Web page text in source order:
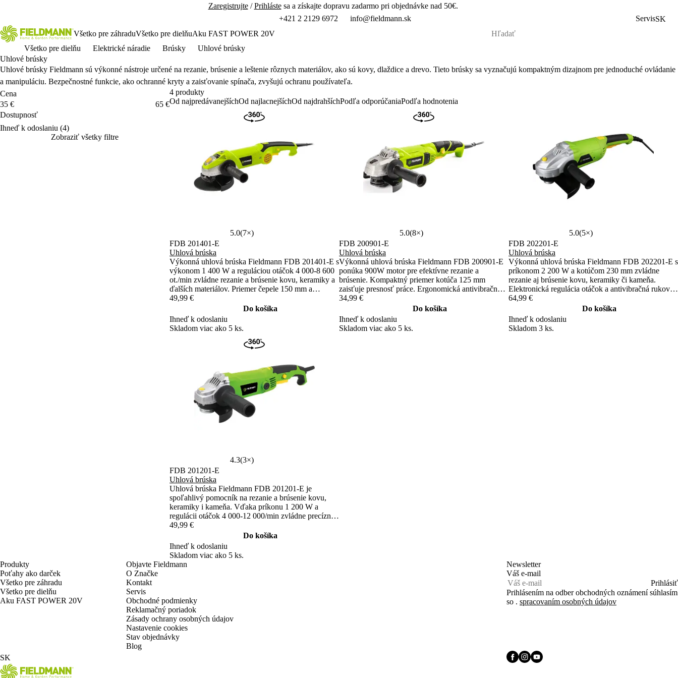
Zaregistrujte/Prihlástesa a získajte dopravu zadarmo pri objednávke nad 50€.
+421 2 2129 6972
info@fieldmann.sk ServisSK
Všetko pre záhraduVšetko pre dielňuAku FAST POWER 20V
Všetko pre dielňu
Elektrické náradie Brúsky
Uhlové brúsky
Uhlové brúsky
Uhlové brúsky Fieldmann sú výkonné nástroje určené na rezanie, brúsenie a leštenie rôznych materiálov, ako sú kovy, dlaždice a drevo. Tieto brúsky sa vyznačujú kompaktným dizajnom pre jednoduché ovládanie
a manipuláciu. Bezpečnostné funkcie, ako ochranné kryty a zaisťovanie spínača, zvyšujú ochranu používateľa.
Cena
Cena
35 €
65 €
Dostupnosť
Dostupnosť
Ihneď k odoslaniu (4)
Zobraziť všetky filtre
4 produkty
Od najpredávanejšíchOd najlacnejšíchOd najdrahšíchPodľa odporúčaniaPodľa hodnotenia
5.0(7×)
FDB 201401-E
Uhlová brúska
Výkonná uhlová brúska Fieldmann FDB 201401-E s
výkonom 1 400 W a reguláciou otáčok 4 000-8 600
ot./min zvládne rezanie a brúsenie kovu, keramiky a
ďalších materiálov. Priemer čepele 150 mm a
univerzálna rukoväť M14 zabezpečujú všestranné
využitie. Protivibračná rukoväť s mäkčenou
rukoväťou poskytuje pohodlie počas práce.
49,99 €
Do košíka
Ihneď k odoslaniu
Skladom viac ako 5 ks.
5.0(8×)
FDB 200901-E
Uhlová brúska
Výkonná uhlová brúska Fieldmann FDB 200901-E
ponúka 900W motor pre efektívne rezanie a
brúsenie. Kompaktný priemer kotúča 125 mm
zaisťuje presnosť práce. Ergonomická antivibračná
rukoväť s mäkčeným madlom poskytuje maximálny
34,99 €
Do košíka
Ihneď k odoslaniu
Skladom viac ako 5 ks.
5.0(5×)
FDB 202201-E
Uhlová brúska
Výkonná uhlová brúska Fieldmann FDB 202201-E s
príkonom 2 200 W a kotúčom 230 mm zvládne
rezanie aj brúsenie kovu, keramiky či kameňa.
Elektronická regulácia otáčok a antivibračná rukoväť
zaisťujú komfortnú prácu. Pozvoľný beh chráni
64,99 €
Do košíka
Ihneď k odoslaniu
Skladom 3 ks.
4.3(3×)
FDB 201201-E
Uhlová brúska
Uhlová brúska Fieldmann FDB 201201-E je
spoľahlivý pomocník na rezanie a brúsenie kovu,
keramiky i kameňa. Vďaka príkonu 1 200 W a
regulácii otáčok 4 000-12 000/min zvládne precíznu
prácu aj náročné úlohy. Ergonomická antivibračná
rukoväť s mäkčeným madlom zaisťuje pohodlie,
zatiaľ čo elektronická regulácia otáčok poskytuje
plnú kontrolu nad výkonom. Súčasťou balenia je
plastový kufrík a brúsny kotúč.
49,99 €
Do košíka
Ihneď k odoslaniu
Skladom viac ako 5 ks.
Produkty
Poťahy ako darček
Všetko pre záhradu
Všetko pre dielňu
Aku FAST POWER 20V
Objavte Fieldmann
O Značke
Kontakt
Servis
Obchodné podmienky
Reklamačný poriadok
Zásady ochrany osobných údajov
Nastavenie cookies
Stav objednávky
Blog
Newsletter
Váš e-mail
Prihlásiť
Prihlásením na odber obchodných oznámení súhlasím
so . spracovaním osobných údajov
SK